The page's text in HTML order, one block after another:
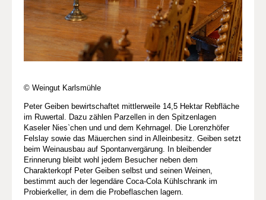
© Weingut Karlsmühle
Peter Geiben bewirtschaftet mittlerweile 14,5 Hektar Rebfläche
im Ruwertal. Dazu zählen Parzellen in den Spitzenlagen
Kaseler Nies`chen und und dem Kehrnagel. Die Lorenzhöfer
Felslay sowie das Mäuerchen sind in Alleinbesitz. Geiben setzt
beim Weinausbau auf Spontanvergärung. In bleibender
Erinnerung bleibt wohl jedem Besucher neben dem
Charakterkopf Peter Geiben selbst und seinen Weinen,
bestimmt auch der legendäre Coca-Cola Kühlschrank im
Probierkeller, in dem die Probeflaschen lagern.